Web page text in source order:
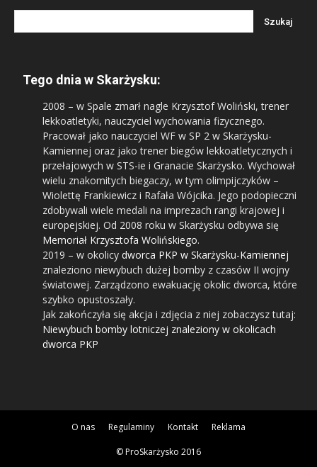
Tego dnia w Skarżysku:
2008 – w Spale zmarł nagle Krzysztof Woliński, trener
lekkoatletyki, nauczyciel wychowania fizycznego.
Pracował jako nauczyciel WF w SP 2 w Skarżysku-
Kamiennej oraz jako trener biegów lekkoatletycznych i
przełajowych w STS-ie i Granacie Skarżysko. Wychował
wielu znakomitych biegaczy, w tym olimpijczyków –
Wiolettę Frankiewicz i Rafała Wójcika. Jego podopieczni
zdobywali wiele medali na imprezach rangi krajowej i
europejskiej. Od 2008 roku w Skarżysku odbywa się
Memoriał Krzysztofa Wolińskiego.
2019 – w okolicy dworca PKP w Skarżysku-Kamiennej
znaleziono niewybuch dużej bomby z czasów II wojny
światowej. Zarządzono ewakuację okolic dworca, które
szybko opustoszały.
Jak zakończyła się akcja i zdjęcia z niej zobaczysz tutaj:
Niewybuch bomby lotniczej znaleziony w okolicach
dworca PKP
O nas Regulaminy Kontakt Reklama
© ProSkarżysko 2016